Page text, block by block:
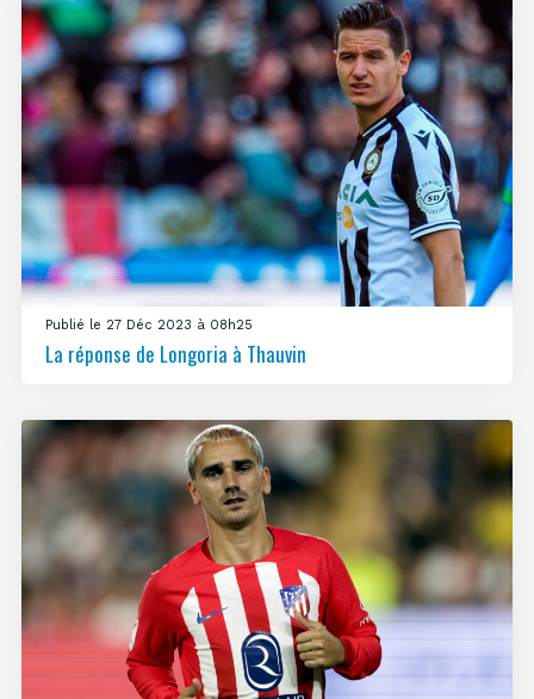
Publié le 27 Déc 2023 à 08h25
La réponse de Longoria à Thauvin